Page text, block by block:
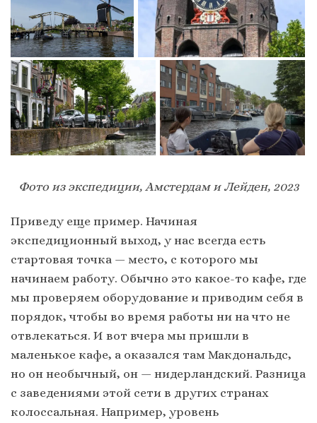
Фото из экспедиции, Амстердам и Лейден, 2023
Приведу еще пример. Начиная
экспедиционный выход, у нас всегда есть
стартовая точка — место, с которого мы
начинаем работу. Обычно это какое-то кафе, где
мы проверяем оборудование и приводим себя в
порядок, чтобы во время работы ни на что не
отвлекаться. И вот вчера мы пришли в
маленькое кафе, а оказался там Макдональдс,
но он необычный, он — нидерландский. Разница
с заведениями этой сети в других странах
колоссальная. Например, уровень